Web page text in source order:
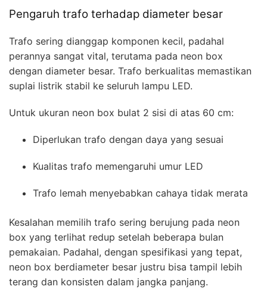
Pengaruh trafo terhadap diameter besar
Trafo sering dianggap komponen kecil, padahal
perannya sangat vital, terutama pada neon box
dengan diameter besar. Trafo berkualitas memastikan
suplai listrik stabil ke seluruh lampu LED.
Untuk ukuran neon box bulat 2 sisi di atas 60 cm:
Diperlukan trafo dengan daya yang sesuai
Kualitas trafo memengaruhi umur LED
Trafo lemah menyebabkan cahaya tidak merata
Kesalahan memilih trafo sering berujung pada neon
box yang terlihat redup setelah beberapa bulan
pemakaian. Padahal, dengan spesifikasi yang tepat,
neon box berdiameter besar justru bisa tampil lebih
terang dan konsisten dalam jangka panjang.